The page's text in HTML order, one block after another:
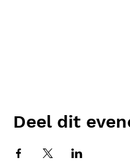
Deel dit